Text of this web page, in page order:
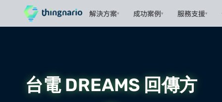
台電 DREAMS 回傳方
解決方案▾ 成功案例▾ 服務支援▾